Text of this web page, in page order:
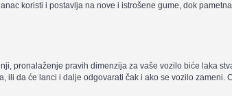
koristi i postavlja na nove i istrošene gume, dok
pronalaženje pravih dimenzija za vaše vozilo biće laka
ili da će lanci i dalje odgovarati čak i ako se vozilo